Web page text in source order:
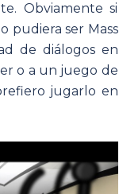
Obviamente si
pudiera ser Mass
de diálogos en
o a un juego de
jugarlo en